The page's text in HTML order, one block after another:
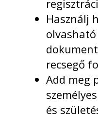
Használj
olvasható
recsegő
Add meg
és